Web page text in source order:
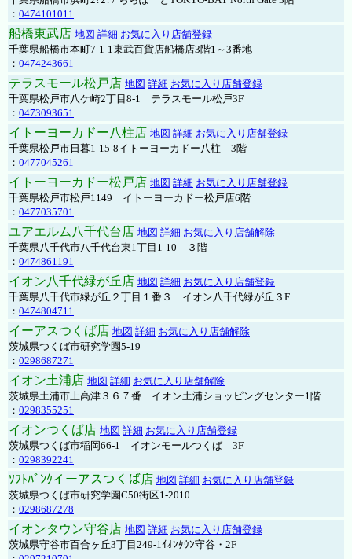
： 0474101011
船橋東武店 地図 詳細 お気に入り店舗登録
千葉県船橋市本町7-1-1東武百貨店船橋店3階1～3番地
： 0474243661
テラスモール松戸店 地図 詳細 お気に入り店舗登録
千葉県松戸市八ケ崎2丁目8-1 テラスモール松戸3F
： 0473093651
イトーヨーカドー八柱店 地図 詳細 お気に入り店舗登録
千葉県松戸市日暮1-15-8イトーヨーカドー八柱 3階
： 0477045261
イトーヨーカドー松戸店 地図 詳細 お気に入り店舗登録
千葉県松戸市松戸1149 イトーヨーカドー松戸店6階
： 0477035701
ユアエルム八千代台店 地図 詳細 お気に入り店舗解除
千葉県八千代市八千代台東1丁目1-10 ３階
： 0474861191
イオン八千代緑が丘店 地図 詳細 お気に入り店舗登録
千葉県八千代市緑が丘２丁目１番３ イオン八千代緑が丘３F
： 0474804711
イーアスつくば店 地図 詳細 お気に入り店舗解除
茨城県つくば市研究学園5-19
： 0298687271
イオン土浦店 地図 詳細 お気に入り店舗解除
茨城県土浦市上高津３６７番 イオン土浦ショッピングセンター1階
： 0298355251
イオンつくば店 地図 詳細 お気に入り店舗登録
茨城県つくば市稲岡66-1 イオンモールつくば 3F
： 0298392241
ｿﾌﾄﾊﾞﾝｸイーアスつくば店 地図 詳細 お気に入り店舗登録
茨城県つくば市研究学園C50街区1-2010
： 0298687278
イオンタウン守谷店 地図 詳細 お気に入り店舗登録
茨城県守谷市百合ヶ丘3丁目249-1ｲｵﾝﾀｳﾝ守谷・2F